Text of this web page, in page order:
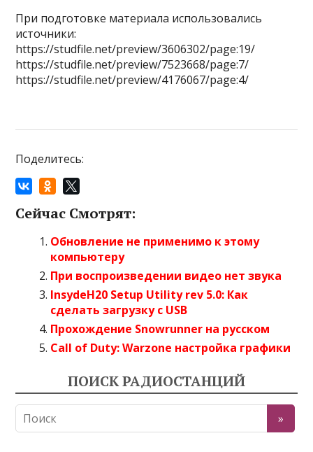
При подготовке материала использовались
источники:
https://studfile.net/preview/3606302/page:19/
https://studfile.net/preview/7523668/page:7/
https://studfile.net/preview/4176067/page:4/
Поделитесь:
Сейчас Смотрят:
Обновление не применимо к этому
компьютеру
При воспроизведении видео нет звука
InsydeH20 Setup Utility rev 5.0: Как
сделать загрузку с USB
Прохождение Snowrunner на русском
Call of Duty: Warzone настройка графики
ПОИСК РАДИОСТАНЦИЙ